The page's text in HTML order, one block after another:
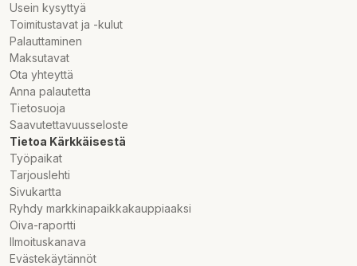
Usein kysyttyä
Toimitustavat ja -kulut
Palauttaminen
Maksutavat
Ota yhteyttä
Anna palautetta
Tietosuoja
Saavutettavuusseloste
Tietoa Kärkkäisestä
Työpaikat
Tarjouslehti
Sivukartta
Ryhdy markkinapaikkakauppiaaksi
Oiva-raportti
Ilmoituskanava
Evästekäytännöt